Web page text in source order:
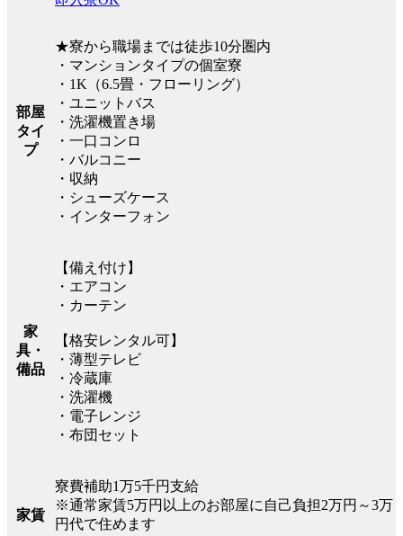
部屋
タイ
プ
★寮から職場までは徒歩10分圏内
・マンションタイプの個室寮
・1K（6.5畳・フローリング）
・ユニットバス
・洗濯機置き場
・一口コンロ
・バルコニー
・収納
・シューズケース
・インターフォン
家
具・
備品
【備え付け】
・エアコン
・カーテン
【格安レンタル可】
・薄型テレビ
・冷蔵庫
・洗濯機
・電子レンジ
・布団セット
家賃
寮費補助1万5千円支給
※通常家賃5万円以上のお部屋に自己負担2万円～3万
円代で住めます